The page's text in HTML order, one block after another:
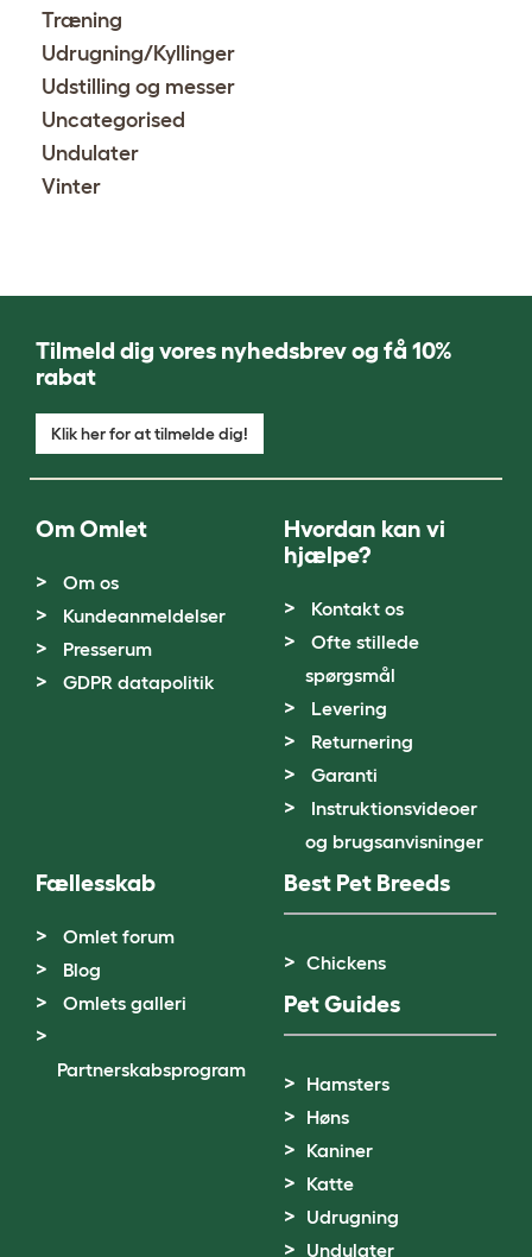
Træning
Udrugning/Kyllinger
Udstilling og messer
Uncategorised
Undulater
Vinter
Tilmeld dig vores nyhedsbrev og få 10%
rabat
Klik her for at tilmelde dig!
Om Omlet
Om os
Kundeanmeldelser
Presserum
GDPR datapolitik
Hvordan kan vi
hjælpe?
Kontakt os
Ofte stillede
spørgsmål
Levering
Returnering
Garanti
Instruktionsvideoer
og brugsanvisninger
Fællesskab
Omlet forum
Blog
Omlets galleri
Partnerskabsprogram
Best Pet Breeds
Chickens
Pet Guides
Hamsters
Høns
Kaniner
Katte
Udrugning
Undulater